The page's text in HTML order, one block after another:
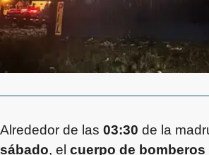
Alrededor de las 03:30 de la
sábado, el cuerpo de bomberos